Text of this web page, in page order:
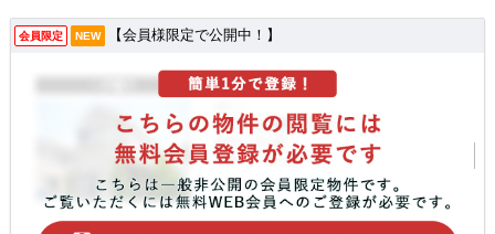
会員限定 NEW 【会員様限定で公開中！】